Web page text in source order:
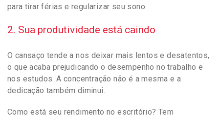
para tirar férias e regularizar seu sono.
2. Sua produtividade está caindo
O cansaço tende a nos deixar mais lentos e desatentos,
o que acaba prejudicando o desempenho no trabalho e
nos estudos. A concentração não é a mesma e a
dedicação também diminui.
Como está seu rendimento no escritório? Tem